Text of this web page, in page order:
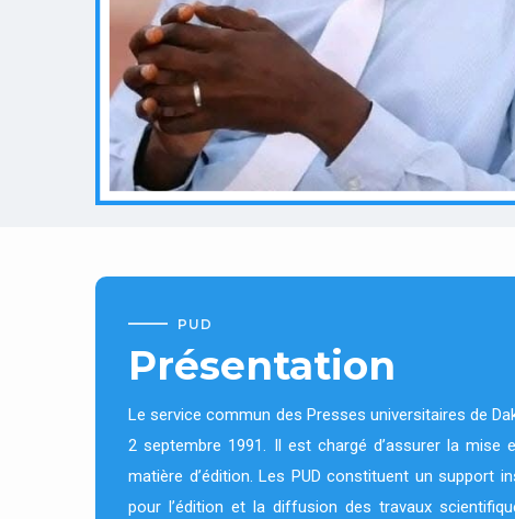
PUD
Présentation
Le service commun des Presses universitaires de
2 septembre 1991. Il est chargé d’assurer la
matière d’édition. Les PUD constituent un support
pour l’édition et la diffusion des travaux